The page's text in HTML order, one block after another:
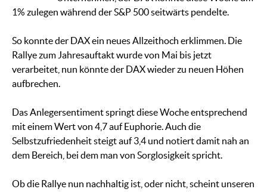
1% zulegen während der S&P 500 seitwärts pendelte.
So konnte der DAX ein neues Allzeithoch erklimmen. Die
Rallye zum Jahresauftakt wurde von Mai bis jetzt
verarbeitet, nun könnte der DAX wieder zu neuen Höhen
aufbrechen.
Das Anlegersentiment springt diese Woche entsprechend
mit einem Wert von 4,7 auf Euphorie. Auch die
Selbstzufriedenheit steigt auf 3,4 und notiert damit nah an
dem Bereich, bei dem man von Sorglosigkeit spricht.
Ob die Rallye nun nachhaltig ist, oder nicht, scheint unseren